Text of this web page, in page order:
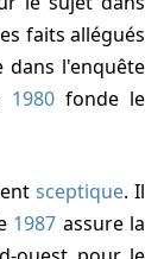
faits allégués
dans l'enquête
1980 fonde le
sceptique. Il
1987 assure la